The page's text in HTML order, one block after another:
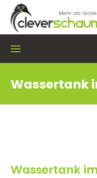
Mehr als
Wassertank
Wassertank